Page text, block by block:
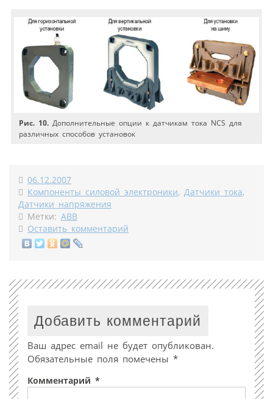
Рис. 10. Дополнительные опции к датчикам тока NCS для
различных способов установок
06.12.2007
Компоненты силовой электроники, Датчики тока,
Датчики напряжения
Метки: АВВ
Оставить комментарий
Добавить комментарий
Ваш адрес email не будет опубликован.
Обязательные поля помечены *
Комментарий *